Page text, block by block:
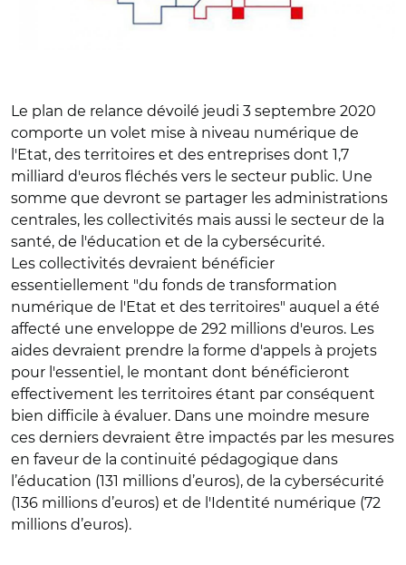
Le plan de relance dévoilé jeudi 3 septembre 2020
comporte un volet mise à niveau numérique de
l'Etat, des territoires et des entreprises dont 1,7
milliard d'euros fléchés vers le secteur public. Une
somme que devront se partager les administrations
centrales, les collectivités mais aussi le secteur de la
santé, de l'éducation et de la cybersécurité.
Les collectivités devraient bénéficier
essentiellement "du fonds de transformation
numérique de l'Etat et des territoires" auquel a été
affecté une enveloppe de 292 millions d'euros. Les
aides devraient prendre la forme d'appels à projets
pour l'essentiel, le montant dont bénéficieront
effectivement les territoires étant par conséquent
bien difficile à évaluer. Dans une moindre mesure
ces derniers devraient être impactés par les mesures
en faveur de la continuité pédagogique dans
l’éducation (131 millions d’euros), de la cybersécurité
(136 millions d’euros) et de l'Identité numérique (72
millions d’euros).